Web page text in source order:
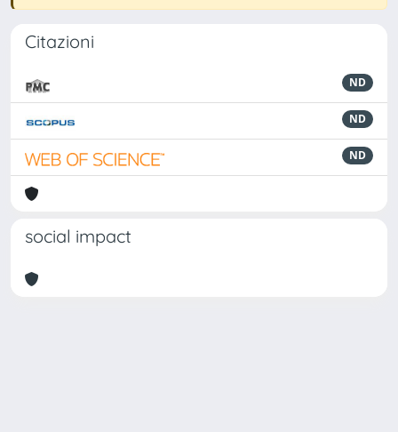
Citazioni
ND
ND
ND
social impact